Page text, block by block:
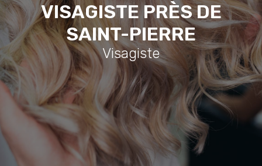
VISAGISTE PRÈS DE
SAINT-PIERRE
Visagiste